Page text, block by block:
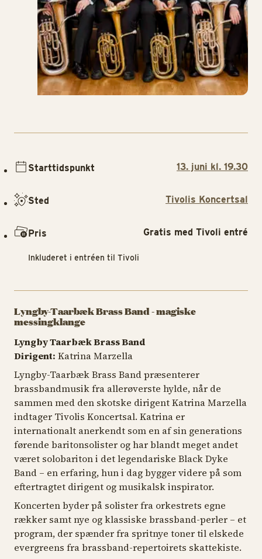
Lyngby-Taarbæk Brass Band - magiske
messingklange
Lyngby Taarbæk Brass Band
Dirigent: Katrina Marzella
Lyngby-Taarbæk Brass Band præsenterer
brassbandmusik fra allerøverste hylde, når de
sammen med den skotske dirigent Katrina Marzella
indtager Tivolis Koncertsal. Katrina er
internationalt anerkendt som en af sin generations
førende baritonsolister og har blandt meget andet
været solobariton i det legendariske Black Dyke
Band – en erfaring, hun i dag bygger videre på som
eftertragtet dirigent og musikalsk inspirator.
Koncerten byder på solister fra orkestrets egne
rækker samt nye og klassiske brassband-perler – et
program, der spænder fra spritnye toner til elskede
evergreens fra brassband-repertoirets skattekiste.
Starttidspunkt 13. juni kl. 19.30
Sted Tivolis Koncertsal
Pris Gratis med Tivoli entré
Inkluderet i entréen til Tivoli